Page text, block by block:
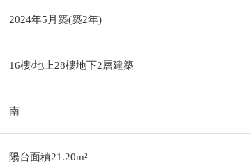
2024年5月築(築2年)
16樓/地上28樓地下2層建築
南
陽台面積21.20m²